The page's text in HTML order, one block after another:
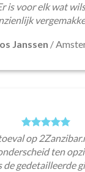
is voor elk wat
Janssen /
op
ten
de gedetailleerde